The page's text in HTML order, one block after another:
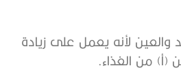
لأنه يعمل على زيادة
من الغذاء.